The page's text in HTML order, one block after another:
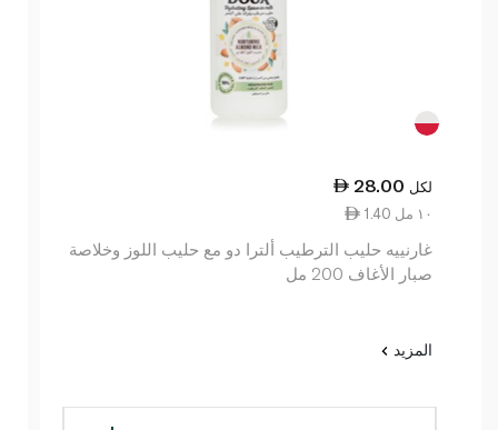
28.00 لكل
1.40 ١٠ مل
غارنييه حليب الترطيب ألترا دو مع حليب اللوز وخلاصة
صبار الأغاف 200 مل
المزيد